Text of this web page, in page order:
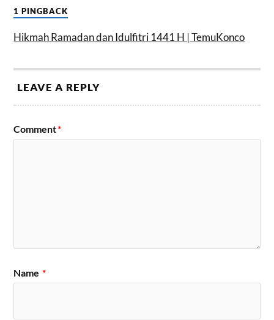
1 PINGBACK
Hikmah Ramadan dan Idulfitri 1441 H | TemuKonco
LEAVE A REPLY
Comment*
Name *